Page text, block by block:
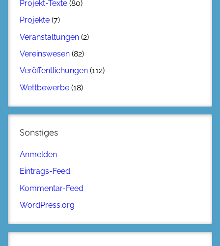
Projekt-Texte (80)
Projekte (7)
Veranstaltungen (2)
Vereinswesen (82)
Veröffentlichungen (112)
Wettbewerbe (18)
Sonstiges
Anmelden
Eintrags-Feed
Kommentar-Feed
WordPress.org